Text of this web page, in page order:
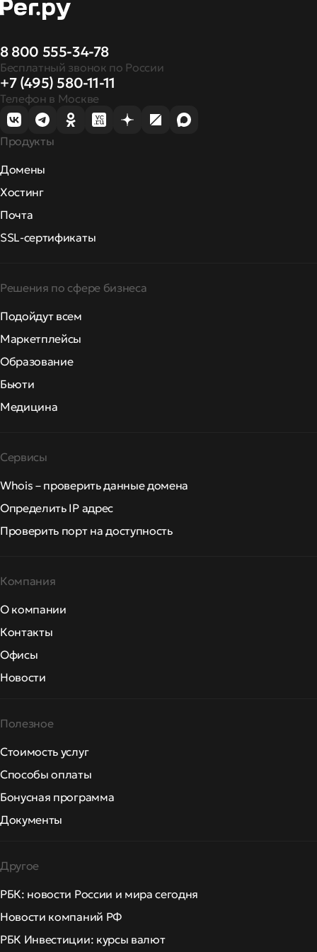
8 800 555-34-78
Бесплатный звонок по России
+7 (495) 580-11-11
Телефон в Москве
Продукты
Домены
Хостинг
Почта
SSL-сертификаты
Решения по сфере бизнеса
Подойдут всем
Маркетплейсы
Образование
Бьюти
Медицина
Сервисы
Whois – проверить данные домена
Определить IP адрес
Проверить порт на доступность
Компания
О компании
Контакты
Офисы
Новости
Полезное
Стоимость услуг
Способы оплаты
Бонусная программа
Документы
Другое
РБК: новости России и мира сегодня
Новости компаний РФ
РБК Инвестиции: курсы валют